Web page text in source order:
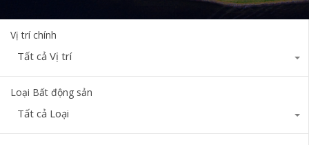
Vị trí chính
Tất cả Vị trí
Loại Bất động sản
Tất cả Loại